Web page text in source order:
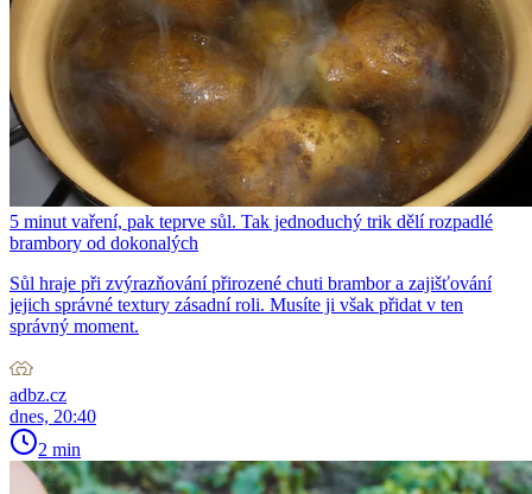
5 minut vaření, pak teprve sůl. Tak jednoduchý trik dělí rozpadlé
brambory od dokonalých
Sůl hraje při zvýrazňování přirozené chuti brambor a zajišťování
jejich správné textury zásadní roli. Musíte ji však přidat v ten
správný moment.
adbz.cz
dnes, 20:40
2 min